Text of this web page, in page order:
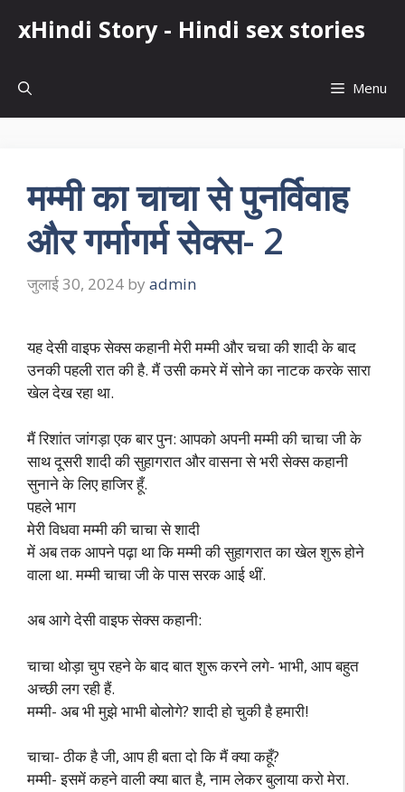
xHindi Story - Hindi sex stories
Menu
मम्मी का चाचा से पुनर्विवाह
और गर्मागर्म सेक्स- 2
जुलाई 30, 2024 by admin
यह देसी वाइफ सेक्स कहानी मेरी मम्मी और चचा की शादी के बाद
उनकी पहली रात की है. मैं उसी कमरे में सोने का नाटक करके सारा
खेल देख रहा था.
मैं रिशांत जांगड़ा एक बार पुन: आपको अपनी मम्मी की चाचा जी के
साथ दूसरी शादी की सुहागरात और वासना से भरी सेक्स कहानी
सुनाने के लिए हाजिर हूँ.
पहले भाग
मेरी विधवा मम्मी की चाचा से शादी
में अब तक आपने पढ़ा था कि मम्मी की सुहागरात का खेल शुरू होने
वाला था. मम्मी चाचा जी के पास सरक आई थीं.
अब आगे देसी वाइफ सेक्स कहानी:
चाचा थोड़ा चुप रहने के बाद बात शुरू करने लगे- भाभी, आप बहुत
अच्छी लग रही हैं.
मम्मी- अब भी मुझे भाभी बोलोगे? शादी हो चुकी है हमारी!
चाचा- ठीक है जी, आप ही बता दो कि मैं क्या कहूँ?
मम्मी- इसमें कहने वाली क्या बात है, नाम लेकर बुलाया करो मेरा.